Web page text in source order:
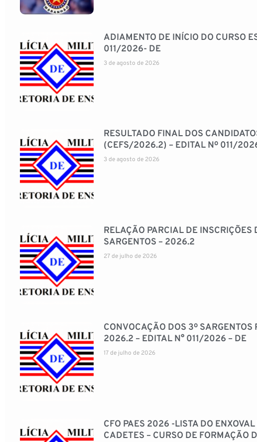
ADIAMENTO DE INÍCIO DO CURSO
011/2026- DE
3 de agosto de 2026
RESULTADO FINAL DOS
(CEFS/2026.2) – EDITAL Nº 011/
3 de agosto de 2026
RELAÇÃO PARCIAL DE
SARGENTOS – 2026.2
27 de julho de 2026
CONVOCAÇÃO DOS 3º
2026.2 – EDITAL N° 011/2026 – DE
17 de julho de 2026
CFO PAES 2026 -LISTA DO
CADETES – CURSO DE FORMAÇÃO